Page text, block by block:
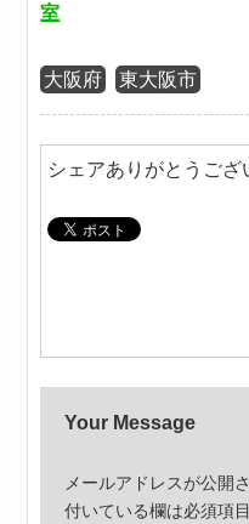
室
大阪府 東大阪市
シェアありがとうござ
Your Message
メールアドレスが公開
付いている欄は必須項